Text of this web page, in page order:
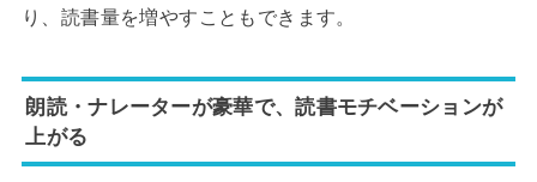
り、読書量を増やすこともできます。
朗読・ナレーターが豪華で、読書モチベーションが
上がる